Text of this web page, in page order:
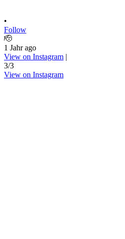
•
Follow
🫡
1 Jahr ago
View on Instagram |
3/3
View on Instagram